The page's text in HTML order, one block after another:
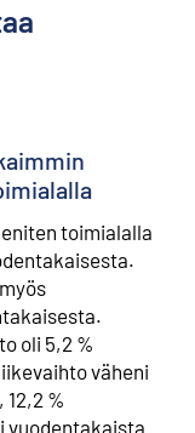
toimialalla
oli 5,2 %
väheni
%
vuodentakaista